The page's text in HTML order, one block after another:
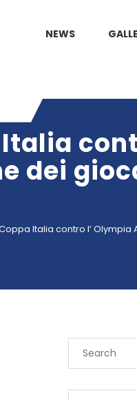
NEWS
dei
Italia contro l’